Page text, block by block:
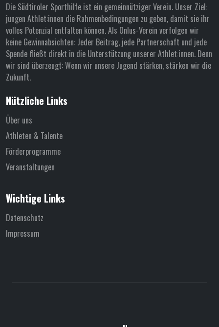
Die Südtiroler Sporthilfe ist ein gemeinnütziger Verein. Unser Ziel:
jungen Athlet:innen die Rahmenbedingungen zu geben, damit sie ihr
volles Potenzial entfalten können. Als Onlus-Verein verfolgen wir
keine Gewinnabsichten: Jeder Beitrag, jede Partnerschaft und jede
Spende fließt direkt in die Unterstützung unserer Athlet:innen. Denn
wir sind überzeugt: Wenn wir unsere Jugend stärken, stärken wir die
Zukunft.
Nützliche Links
Über uns
Athleten & Talente
Förderprogramme
Veranstaltungen
Wichtige Links
Datenschutz
Impressum